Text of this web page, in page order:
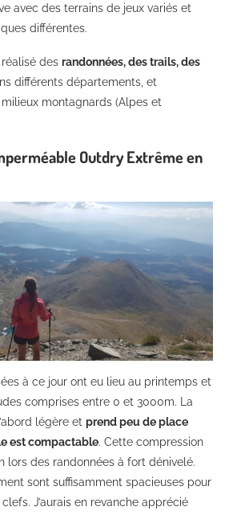
avec des terrains de jeux variés et
différentes.
réalisé des randonnées, des trails, des
différents départements, et
montagnards (Alpes et
Outdry Extrême en
à ce jour ont eu lieu au printemps et
comprises entre 0 et 3000m. La
légère et prend peu de place
est compactable. Cette compression
lors des randonnées à fort dénivelé.
sont suffisamment spacieuses pour
J’aurais en revanche apprécié